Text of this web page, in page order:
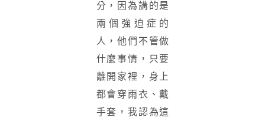
分，因為講的是
兩個強迫症的
人，他們不管做
什麼事情，只要
離開家裡，身上
都會穿雨衣、戴
手套，我認為這